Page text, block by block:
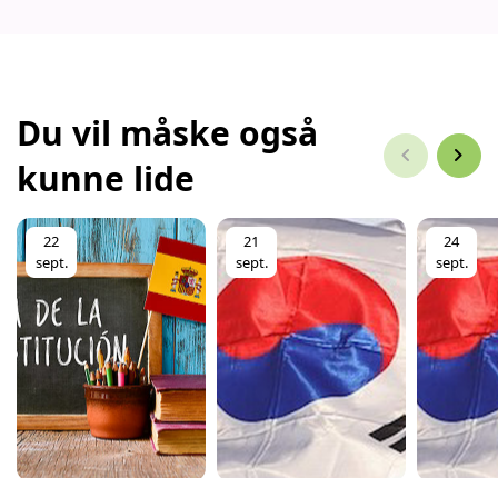
Du vil måske også
kunne lide
chevron_left chevron_right
22
sept.
21
sept.
24
sept.